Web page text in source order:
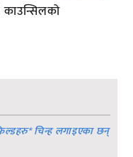
काउन्सिलको
*चिन्ह लगाइएका छन्